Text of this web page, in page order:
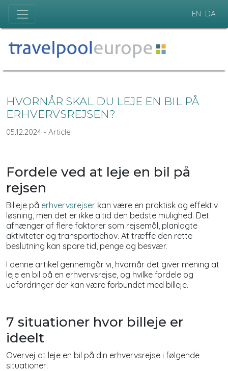
EN DA
HVORNÅR SKAL DU LEJE EN BIL PÅ
ERHVERVSREJSEN?
05.12.2024 - Article
Fordele ved at leje en bil på
rejsen
Billeje på erhvervsrejser kan være en praktisk og effektiv
løsning, men det er ikke altid den bedste mulighed. Det
afhænger af flere faktorer som rejsemål, planlagte
aktiviteter og transportbehov. At træffe den rette
beslutning kan spare tid, penge og besvær.
I denne artikel gennemgår vi, hvornår det giver mening at
leje en bil på en erhvervsrejse, og hvilke fordele og
udfordringer der kan være forbundet med billeje.
7 situationer hvor billeje er
ideelt
Overvej at leje en bil på din erhvervsrejse i følgende
situationer: